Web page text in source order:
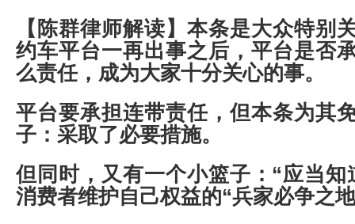
【陈群律师解读】 本条是大众特别
约车平台一再出事之后，平台是否
么责任，成为大家十分关心的事。
平台要承担连带责任，但本条为其
子：采取了必要措施。
但同时，又有一个小篮子：“应当知
消费者维护自己权益的“兵家必争之